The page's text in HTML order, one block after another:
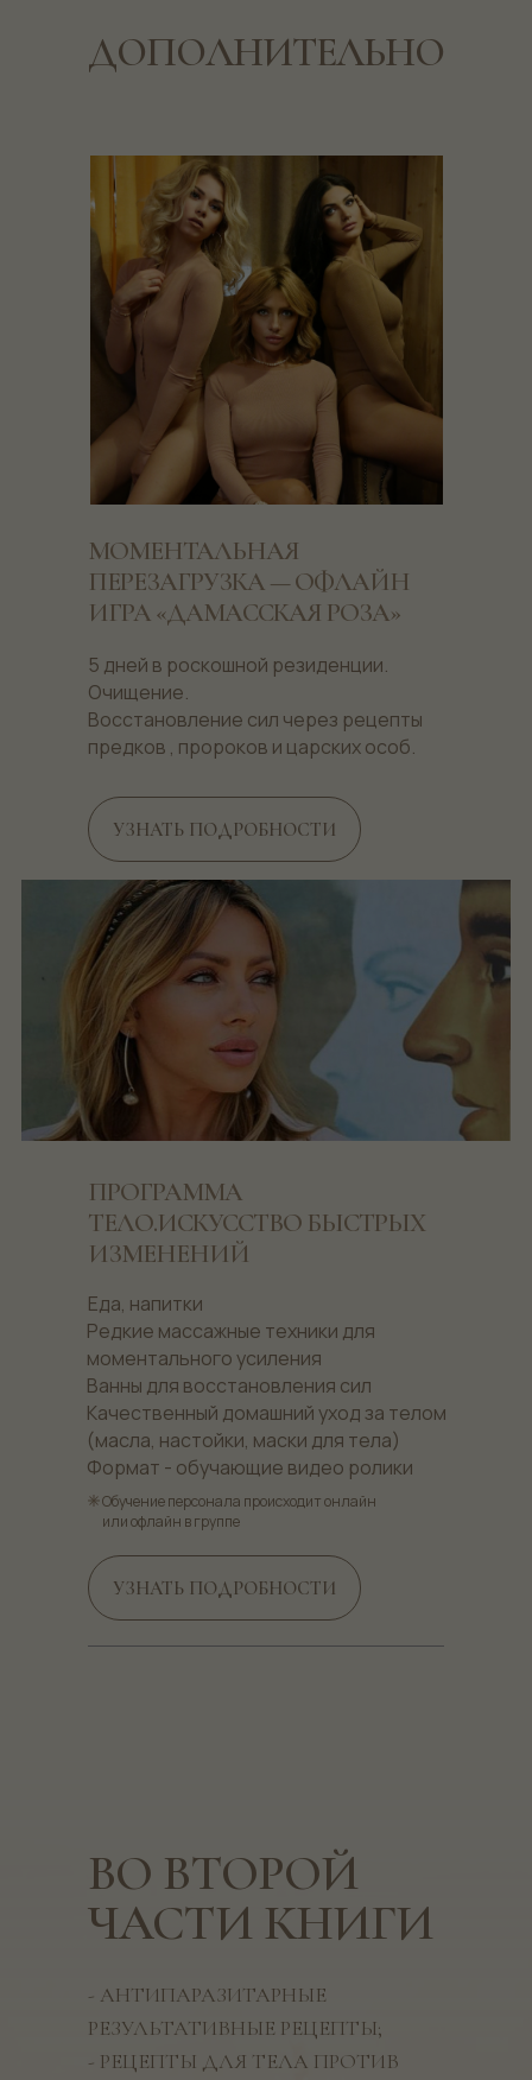
ДОПОЛНИТЕЛЬНО
МОМЕНТАЛЬНАЯ
ПЕРЕЗАГРУЗКА — ОФЛАЙН
ИГРА «ДАМАССКАЯ РОЗА»
Восстановление сил через рецепты
предков , пророков и царских особ.
Очищение.
5 дней в роскошной резиденции.
УЗНАТЬ ПОДРОБНОСТИ
ПРОГРАММА
ТЕЛО.ИСКУССТВО БЫСТРЫХ
ИЗМЕНЕНИЙ
Обучение персонала происходит онлайн
или офлайн в группе
Редкие массажные техники для
моментального усиления
Качественный домашний уход за телом
(масла, настойки, маски для тела)
Формат - обучающие видео ролики
Ванны для восстановления сил
Еда, напитки
УЗНАТЬ ПОДРОБНОСТИ
ВО ВТОРОЙ
ЧАСТИ КНИГИ
- АНТИПАРАЗИТАРНЫЕ
РЕЗУЛЬТАТИВНЫЕ РЕЦЕПТЫ;
- РЕЦЕПТЫ ДЛЯ ТЕЛА ПРОТИВ